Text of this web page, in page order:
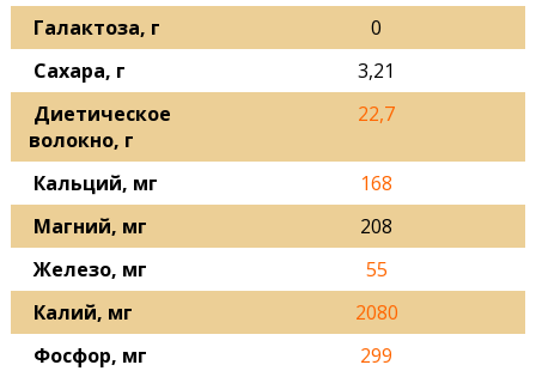
Галактоза, г
0
Сахара, г
3,21
Диетическое
волокно, г
22,7
Кальций, мг
168
Магний, мг
208
Железо, мг
55
Калий, мг
2080
Фосфор, мг
299